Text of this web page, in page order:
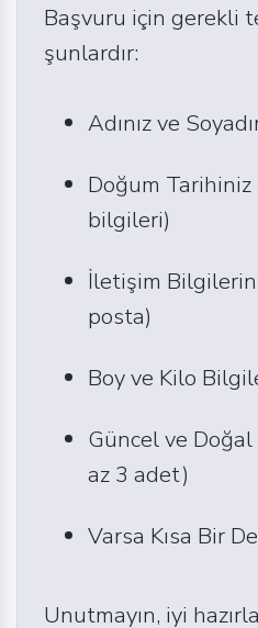
Başvuru için gerekli
şunlardır:
Adınız ve
Doğum
bilgileri)
İletişim
posta)
Boy ve Kilo
Güncel ve Doğal
az 3 adet)
Varsa Kısa Bir
Unutmayın, iyi